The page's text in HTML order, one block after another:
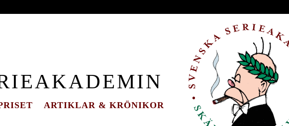
ARTIKLAR & KRÖNIKOR